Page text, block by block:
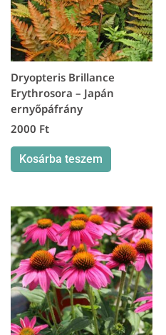
Dryopteris Brillance
Erythrosora – Japán
ernyőpáfrány
2000 Ft
Kosárba teszem